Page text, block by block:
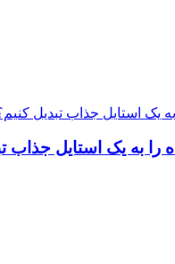
را به یک استایل جذاب